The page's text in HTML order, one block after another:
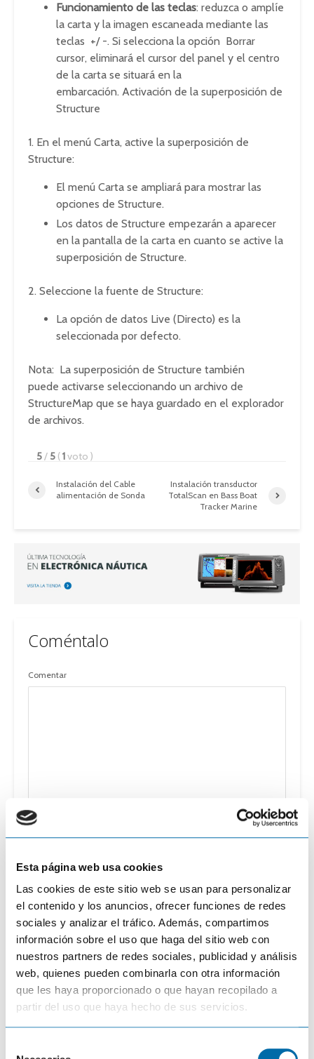
Esta página web usa cookies
Las cookies de este sitio web se usan para personalizar
el contenido y los anuncios, ofrecer funciones de redes
sociales y analizar el tráfico. Además, compartimos
información sobre el uso que haga del sitio web con
nuestros partners de redes sociales, publicidad y análisis
web, quienes pueden combinarla con otra información
que les haya proporcionado o que hayan recopilado a
partir del uso que haya hecho de sus servicios.
Funcionamiento de las teclas: reduzca o amplíe
la carta y la imagen escaneada mediante las
teclas +/ -. Si selecciona la opción Borrar
cursor, eliminará el cursor del panel y el centro
de la carta se situará en la
embarcación. Activación de la superposición de
Structure
1. En el menú Carta, active la superposición de
Structure:
El menú Carta se ampliará para mostrar las
opciones de Structure.
Los datos de Structure empezarán a aparecer
en la pantalla de la carta en cuanto se active la
superposición de Structure.
2. Seleccione la fuente de Structure:
La opción de datos Live (Directo) es la
seleccionada por defecto.
Nota: La superposición de Structure también
puede activarse seleccionando un archivo de
StructureMap que se haya guardado en el explorador
de archivos.
5/ 5 (1voto )
Instalación del Cable
alimentación de Sonda
Instalación transductor
TotalScan en Bass Boat
Tracker Marine
Coméntalo
Comentar
Email *
Guardar mi nombre, correo electrónico y sitio web en este